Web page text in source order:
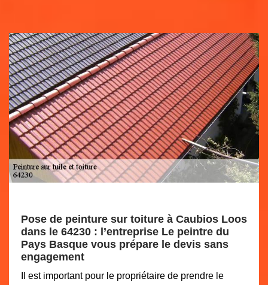
Pose de peinture sur toiture à Caubios Loos
dans le 64230 : l’entreprise Le peintre du
Pays Basque vous prépare le devis sans
engagement
Il est important pour le propriétaire de prendre le